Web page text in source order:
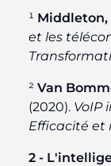
¹ Middleton,
et les
² Van
(2020). VoIP
Efficacité et
2 -